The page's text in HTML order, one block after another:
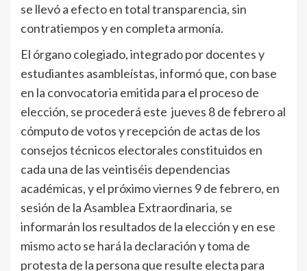
se llevó a efecto en total transparencia, sin
contratiempos y en completa armonía.
El órgano colegiado, integrado por docentes y
estudiantes asambleístas, informó que, con base
en la convocatoria emitida para el proceso de
elección, se procederá este jueves 8 de febrero al
cómputo de votos y recepción de actas de los
consejos técnicos electorales constituidos en
cada una de las veintiséis dependencias
académicas, y el próximo viernes 9 de febrero, en
sesión de la Asamblea Extraordinaria, se
informarán los resultados de la elección y en ese
mismo acto se hará la declaración y toma de
protesta de la persona que resulte electa para